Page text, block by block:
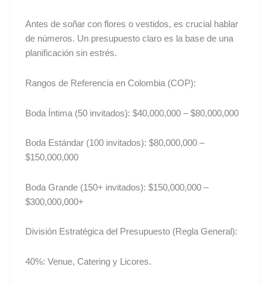
Antes de soñar con flores o vestidos, es crucial hablar
de números. Un presupuesto claro es la base de una
planificación sin estrés.
Rangos de Referencia en Colombia (COP):
Boda Íntima (50 invitados): $40,000,000 – $80,000,000
Boda Estándar (100 invitados): $80,000,000 –
$150,000,000
Boda Grande (150+ invitados): $150,000,000 –
$300,000,000+
División Estratégica del Presupuesto (Regla General):
40%: Venue, Catering y Licores.